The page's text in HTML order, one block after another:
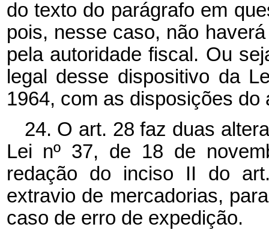
do texto do parágrafo em
pois, nesse caso, não
pela autoridade fiscal. Ou
legal desse dispositivo da
1964, com as disposições
24. O art. 28 faz duas
Lei nº 37, de 18 de
redação do inciso II do
extravio de mercadorias,
caso de erro de expedição.